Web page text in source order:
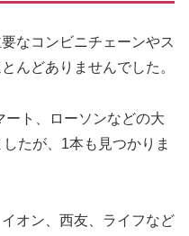
なコンビニチェーンやス
んどありませんでした。
ート、ローソンなどの大
たが、1本も見つかりま
オン、西友、ライフなど